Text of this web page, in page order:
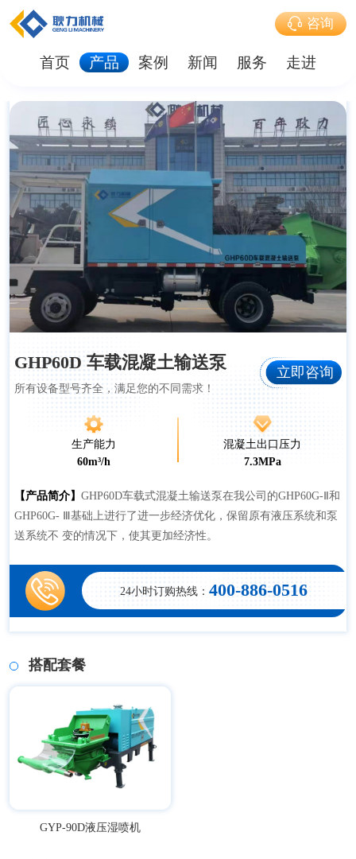
咨询
首页 产品 案例 新闻 服务 走进
GHP60D 车载混凝土输送泵
所有设备型号齐全，满足您的不同需求！
立即咨询
生产能力
60m³/h
混凝土出口压力
7.3MPa
【产品简介】 GHP60D车载式混凝土输送泵在我公司的GHP60G-Ⅱ和
GHP60G- Ⅲ基础上进行了进一步经济优化，保留原有液压系统和泵
送系统不 变的情况下，使其更加经济性。
24小时订购热线：400-886-0516
搭配套餐
GYP-90D液压湿喷机